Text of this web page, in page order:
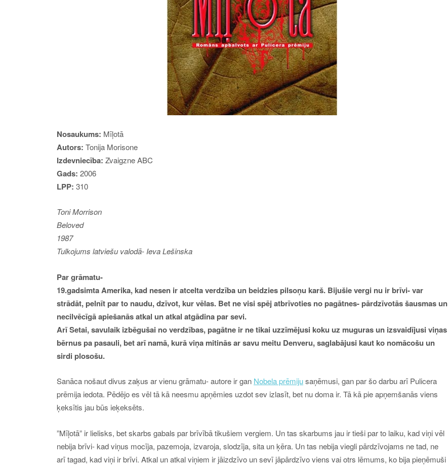
Nosaukums: Mīļotā
Autors: Tonija Morisone
Izdevniecība: Zvaigzne ABC
Gads: 2006
LPP: 310
Toni Morrison
Beloved
1987
Tulkojums latviešu valodā- Ieva Lešinska
Par grāmatu-
19.gadsimta Amerika, kad nesen ir atcelta verdzība un beidzies pilsoņu karš. Bijušie vergi nu ir brīvi- var
strādāt, pelnīt par to naudu, dzīvot, kur vēlas. Bet ne visi spēj atbrīvoties no pagātnes- pārdzīvotās šausmas un
necilvēcīgā apiešanās atkal un atkal atgādina par sevi.
Arī Setai, savulaik izbēgušai no verdzības, pagātne ir ne tikai uzzīmējusi koku uz muguras un izsvaidījusi viņas
bērnus pa pasauli, bet arī namā, kurā viņa mitinās ar savu meitu Denveru, saglabājusi kaut ko nomācošu un
sirdi plosošu.
Sanāca nošaut divus zaķus ar vienu grāmatu- autore ir gan Nobela prēmijusaņēmusi, gan par šo darbu arī Pulicera
prēmija iedota. Pēdējo es vēl tā kā neesmu apņēmies uzdot sev izlasīt, bet nu doma ir. Tā kā pie apņemšanās viens
ķeksītis jau būs ieķeksēts.
”Mīļotā” ir lielisks, bet skarbs gabals par brīvībā tikušiem vergiem. Un tas skarbums jau ir tieši par to laiku, kad viņi vēl
nebija brīvi- kad viņus mocīja, pazemoja, izvaroja, slodzīja, sita un ķēra. Un tas nebija viegli pārdzīvojams ne tad, ne
arī tagad, kad viņi ir brīvi. Atkal un atkal viņiem ir jāizdzīvo un sevī jāpārdzīvo viens vai otrs lēmums, ko bija pieņēmuši